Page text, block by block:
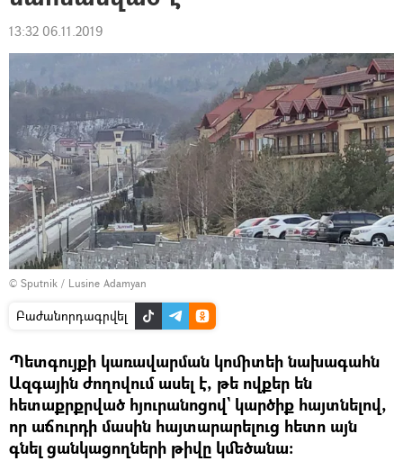
13:32 06.11.2019
© Sputnik / Lusine Adamyan
Բաժանորդագրվել
Պետգույքի կառավարման կոմիտեի նախագահն
Ազգային ժողովում ասել է, թե ովքեր են
հետաքրքրված հյուրանոցով` կարծիք հայտնելով,
որ աճուրդի մասին հայտարարելուց հետո այն
գնել ցանկացողների թիվը կմեծանա։